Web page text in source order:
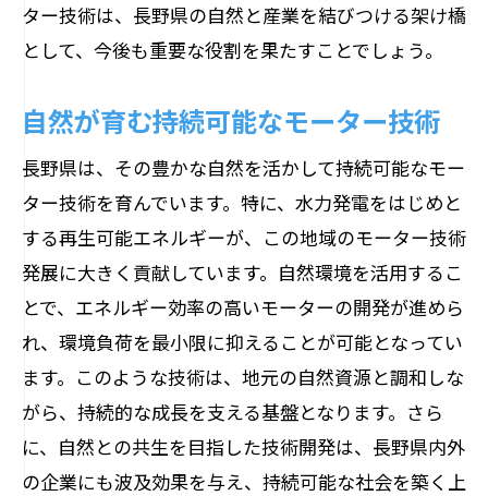
長野県のモーター技術が描く未来のエコシス
テム
エコシステムと技術革新の可能性
持続可能な社会を目指す技術の役割
地域の未来を支えるモーター技術の方向
性
環境と共存する未来型産業の創造
次世代エコシステム構築への挑戦
地域ニーズに応じた多様なモーター開発の現
状
地域特化型モーターの開発動向
多様化するニーズに応える技術
ター技術は、長野県の自然と産業を結びつける架け橋
として、今後も重要な役割を果たすことでしょう。
自然が育む持続可能なモーター技術
長野県は、その豊かな自然を活かして持続可能なモー
ター技術を育んでいます。特に、水力発電をはじめと
する再生可能エネルギーが、この地域のモーター技術
発展に大きく貢献しています。自然環境を活用するこ
とで、エネルギー効率の高いモーターの開発が進めら
れ、環境負荷を最小限に抑えることが可能となってい
ます。このような技術は、地元の自然資源と調和しな
がら、持続的な成長を支える基盤となります。さら
に、自然との共生を目指した技術開発は、長野県内外
の企業にも波及効果を与え、持続可能な社会を築く上